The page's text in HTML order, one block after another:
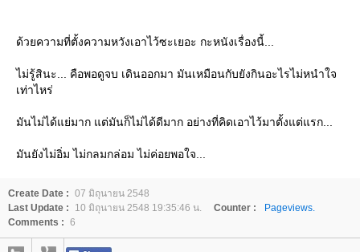
ด้วยความที่ตั้งความหวังเอาไว้ซะเยอะ กะหนังเรื่องนี้...
ไม่รู้สินะ... คือพอดูจบ เดินออกมา มันเหมือนกับยังกินอะไรไม่หนำใจ
เท่าไหร่
มันไม่ได้แย่มาก แต่มันก็ไม่ได้ดีมาก อย่างที่คิดเอาไว้มาตั้งแต่แรก...
มันยังไม่อิ่ม ไม่กลมกล่อม ไม่ค่อยพอใจ...
Create Date : 07 มิถุนายน 2548
Last Update :
10 มิถุนายน 2548 19:35:46 น. Counter :
Pageviews.
Comments : 6